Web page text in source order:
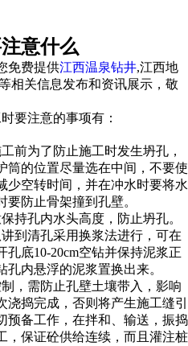
意什么
免费提供江西温泉钻井,江西地
相关信息发布和资讯展示，敬
要注意的事项有：
前为了防止施工时发生坍孔，
筒的位置尽量选在中间，不要使
少空转时间，并在冲水时要将水
防止骨架撞到孔壁。
孔内水头高度，防止坍孔。
讲到清孔采用换浆法进行，可在
底10-20cm空钻并保持泥浆正
内悬浮的泥浆置换出来。
需防止孔壁土壤带入，影响
捣完成，否则将产生施工缝引
预备工作，在拌和、输送，振捣
，保证砼供给连续，而且灌注桩